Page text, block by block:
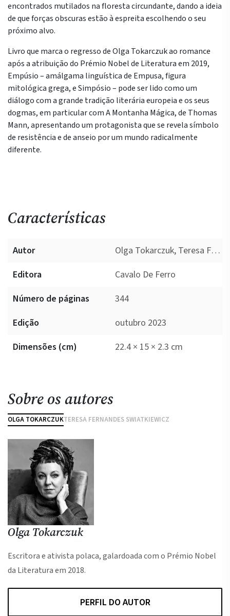
encontrados mutilados na floresta circundante, dando a ideia
de que forças obscuras estão à espreita escolhendo o seu
próximo alvo.
Livro que marca o regresso de Olga Tokarczuk ao romance
após a atribuição do Prémio Nobel de Literatura em 2019,
Empúsio – amálgama linguística de Empusa, figura
mitológica grega, e Simpósio – pode ser lido como um
diálogo com a grande tradição literária europeia e os seus
dogmas, em particular com A Montanha Mágica, de Thomas
Mann, apresentando um protagonista que se revela símbolo
de resistência e de anseio por um mundo radicalmente
diferente.
Características
Autor
Olga Tokarczuk, Teresa Fernandes Swiatkiewicz
Editora
Cavalo De Ferro
Número de páginas
344
Edição
outubro 2023
Dimensões (cm)
22.4 × 15 × 2.3 cm
Sobre os autores
OLGA TOKARCZUKTERESA FERNANDES SWIATKIEWICZ
Olga Tokarczuk
Escritora e ativista polaca, galardoada com o Prémio Nobel
da Literatura em 2018.
PERFIL DO AUTOR